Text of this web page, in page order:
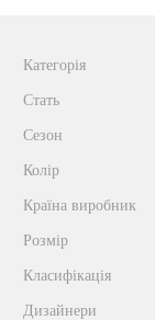
Категорія
Стать
Сезон
Колір
Країна виробник
Розмір
Класифікація
Дизайнери